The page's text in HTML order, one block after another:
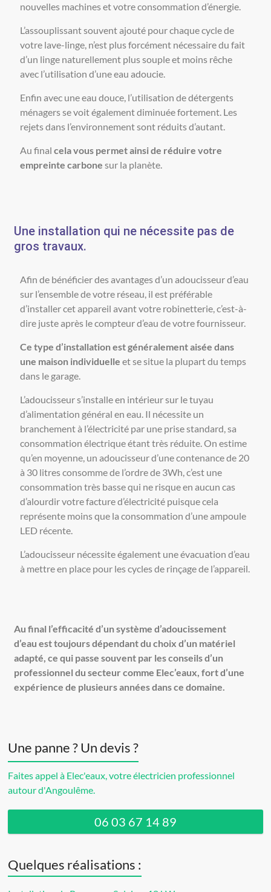
nouvelles machines et votre consommation d’énergie.
L’assouplissant souvent ajouté pour chaque cycle de
votre lave-linge, n’est plus forcément nécessaire du fait
d’un linge naturellement plus souple et moins rêche
avec l’utilisation d’une eau adoucie.
Enfin avec une eau douce, l’utilisation de détergents
ménagers se voit également diminuée fortement. Les
rejets dans l’environnement sont réduits d’autant.
Au finalcela vous permet ainsi de réduire votre
empreinte carbone sur la planète.
Une installation qui ne nécessite pas de
gros travaux.
Afin de bénéficier des avantages d’un adoucisseur d’eau
sur l’ensemble de votre réseau, il est préférable
d’installer cet appareil avant votre robinetterie, c’est-à-
dire juste après le compteur d’eau de votre fournisseur.
Ce type d’installation est généralement aisée dans
une maison individuelle et se situe la plupart du temps
dans le garage.
L’adoucisseur s’installe en intérieur sur le tuyau
d’alimentation général en eau. Il nécessite un
branchement à l’électricité par une prise standard, sa
consommation électrique étant très réduite. On estime
qu’en moyenne, un adoucisseur d’une contenance de 20
à 30 litres consomme de l’ordre de 3Wh, c’est une
consommation très basse qui ne risque en aucun cas
d’alourdir votre facture d’électricité puisque cela
représente moins que la consommation d’une ampoule
LED récente.
L’adoucisseur nécessite également une évacuation d’eau
à mettre en place pour les cycles de rinçage de l’appareil.
Au final l’efficacité d’un système d’adoucissement
d’eau est toujours dépendant du choix d’un matériel
adapté, ce qui passe souvent par les conseils d’un
professionnel du secteur comme Elec’eaux, fort d’une
expérience de plusieurs années dans ce domaine.
Une panne ? Un devis ?
Faites appel à Elec'eaux, votre électricien professionnel
autour d'Angoulême.
06 03 67 14 89
Quelques réalisations :